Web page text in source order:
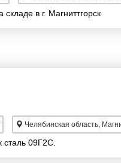
в г. Магниттгорск
Челябинская область,
сталь 09Г2С.